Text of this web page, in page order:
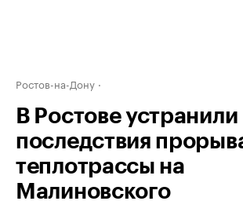
Ростов-на-Дону
В Ростове устранили
последствия
теплотрассы на
Малиновского